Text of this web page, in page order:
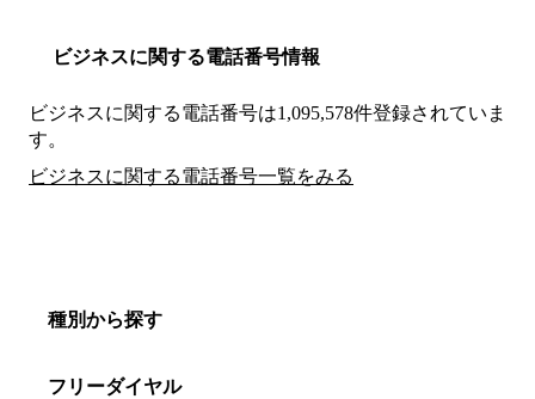
ビジネスに関する電話番号情報
ビジネスに関する電話番号は1,095,578件登録されていま
す。
ビジネスに関する電話番号一覧をみる
種別から探す
フリーダイヤル